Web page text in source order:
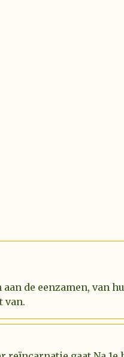
de eenzamen, van
van.